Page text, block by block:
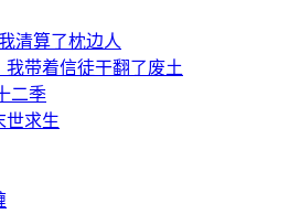
清算了枕边人
我带着信徒干翻了废土
二季
世求生